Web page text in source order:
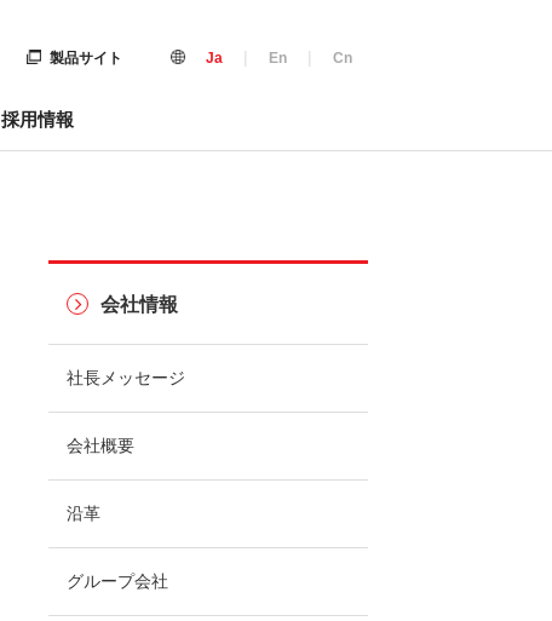
製品サイト Ja | En | Cn
採用情報
会社情報
社長メッセージ
会社概要
沿革
グループ会社